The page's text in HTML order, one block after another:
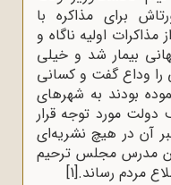
برای مذاکره با
اولیه ناگاه و
بیمار شد و خیلی
ماه 1306 دار فانی را وداع گفت و کسانی
بودند به شهرهای
دولت مورد توجه قرار
آن در هیچ نشریه‌ای
مدرس مجلس ترحیم
مردم رساند.[1]